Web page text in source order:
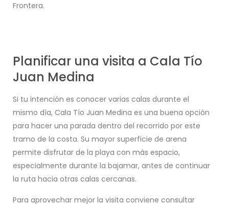
Frontera.
Planificar una visita a Cala Tío
Juan Medina
Si tu intención es conocer varias calas durante el
mismo día, Cala Tío Juan Medina es una buena opción
para hacer una parada dentro del recorrido por este
tramo de la costa. Su mayor superficie de arena
permite disfrutar de la playa con más espacio,
especialmente durante la bajamar, antes de continuar
la ruta hacia otras calas cercanas.
Para aprovechar mejor la visita conviene consultar